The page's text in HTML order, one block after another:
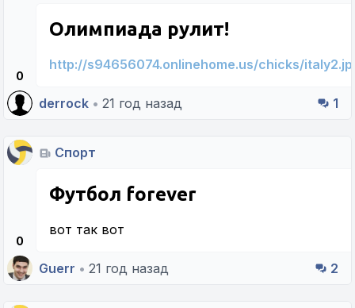
0
Олимпиада рулит!
http://s94656074.onlinehome.us/chicks/
derrock • 21 год назад 1
Спорт
0
Футбол forever
вот так вот
Guerr • 21 год назад 2